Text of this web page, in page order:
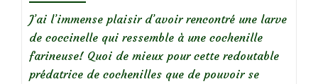
J’ai l’immense plaisir d’avoir rencontré une larve
de coccinelle qui ressemble à une cochenille
farineuse! Quoi de mieux pour cette redoutable
prédatrice de cochenilles que de pouvoir se